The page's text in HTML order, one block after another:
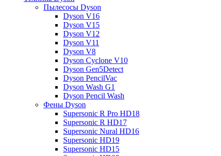
Пылесосы Dyson
Dyson V16
Dyson V15
Dyson V12
Dyson V11
Dyson V8
Dyson Cyclone V10
Dyson Gen5Detect
Dyson PencilVac
Dyson Wash G1
Dyson Pencil Wash
Фены Dyson
Supersonic R Pro HD18
Supersonic R HD17
Supersonic Nural HD16
Supersonic HD19
Supersonic HD15